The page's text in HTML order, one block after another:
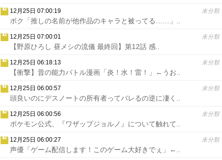
12月25日 07:00:19 未分類
ボク「推しの名前が他作品のキャラと被ってる……」..
12月25日 07:00:01 未分類
【野原ひろし 昼メシの流儀 最終回】第12話 感..
12月25日 06:18:13 未分類
【衝撃】昔の能力バトル漫画「炎！水！雷！」←うお..
12月25日 06:00:57 未分類
頭良いのにデスノートの所有者ってバレるの逆に凄く..
12月25日 06:00:56 未分類
ポケモン公式、『ワザップジョルノ』について触れて..
12月25日 06:00:27 未分類
声優「ゲーム配信します！このゲーム大好きでぇ」←..